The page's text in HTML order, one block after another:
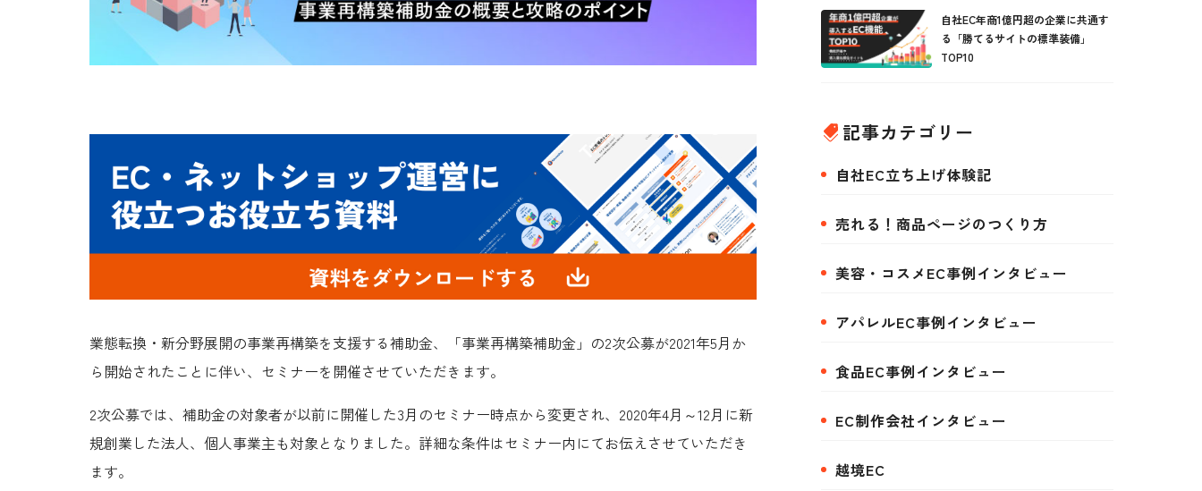
業態転換・新分野展開の事業再構築を支援する補助金、
「事業再構築補助金」の2次公募が2021年5月か
ら開始された ことに伴い、セミナーを開催させていただきます。
2次公募では、補助金の対象者が以前に開催した3月のセミナー時点から変更され、2020年4月～12月に新
規創業した法人、個人事業主も対象となりました。詳細な条件はセミナー内にてお伝えさせていただき
ます。
自社EC年商1億円超の企業に共通す
る「勝てるサイトの標準装備」
TOP10
記事カテゴリー
自社EC立ち上げ体験記
売れる！商品ページのつくり方
美容・コスメEC事例インタビュー
アパレルEC事例インタビュー
食品EC事例インタビュー
EC制作会社インタビュー
越境EC